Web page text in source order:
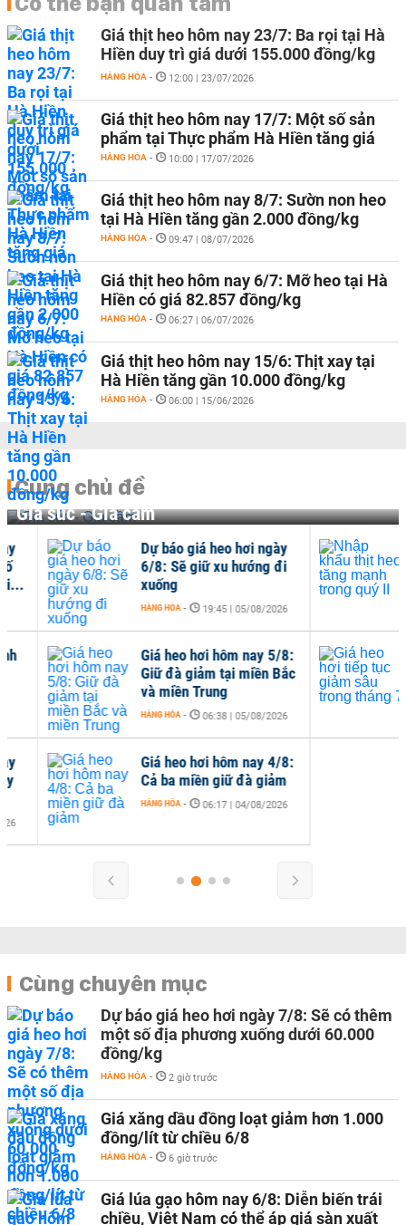
Giá thịt heo hôm nay 23/7: Ba rọi tại Hà
Hiền duy trì giá dưới 155.000 đồng/kg
HÀNG HÓA - 12:00 | 23/07/2026
Giá thịt heo hôm nay 17/7: Một số sản
phẩm tại Thực phẩm Hà Hiền tăng giá
HÀNG HÓA - 10:00 | 17/07/2026
Giá thịt heo hôm nay 8/7: Sườn non heo
tại Hà Hiền tăng gần 2.000 đồng/kg
HÀNG HÓA - 09:47 | 08/07/2026
Giá thịt heo hôm nay 6/7: Mỡ heo tại Hà
Hiền có giá 82.857 đồng/kg
HÀNG HÓA - 06:27 | 06/07/2026
Giá thịt heo hôm nay 15/6: Thịt xay tại
Hà Hiền tăng gần 10.000 đồng/kg
HÀNG HÓA - 06:00 | 15/06/2026
Cùng chủ đề
Gia súc - Gia cầm
Dự báo giá heo hơi ngày
6/8: Sẽ giữ xu hướng đi
xuống
HÀNG HÓA - 19:45 | 05/08/2026
Giá heo hơi hôm nay 5/8:
Giữ đà giảm tại miền Bắc
và miền Trung
HÀNG HÓA - 06:38 | 05/08/2026
HÀNG
Giá heo hơi hôm nay 4/8:
Cả ba miền giữ đà giảm
HÀNG HÓA - 06:17 | 04/08/2026
Cùng chuyên mục
Dự báo giá heo hơi ngày 7/8: Sẽ có thêm
một số địa phương xuống dưới 60.000
đồng/kg
HÀNG HÓA - 2 giờ trước
Giá xăng dầu đồng loạt giảm hơn 1.000
đồng/lít từ chiều 6/8
HÀNG HÓA - 6 giờ trước
Giá lúa gạo hôm nay 6/8: Diễn biến trái
chiều, Việt Nam có thể áp giá sàn xuất